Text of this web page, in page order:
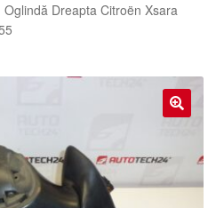
Oglindă Dreapta Citroën Xsara